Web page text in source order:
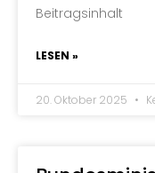
Beitragsinhalt
LESEN »
20. Oktober 2025